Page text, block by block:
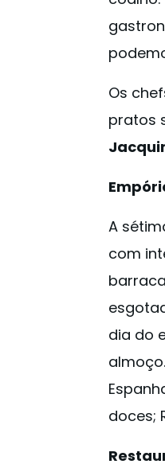
Os
pratos
A
com
dia do
doces;